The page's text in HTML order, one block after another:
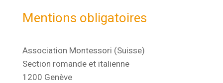
Mentions obligatoires
Association Montessori (Suisse)
Section romande et italienne
1200 Genève